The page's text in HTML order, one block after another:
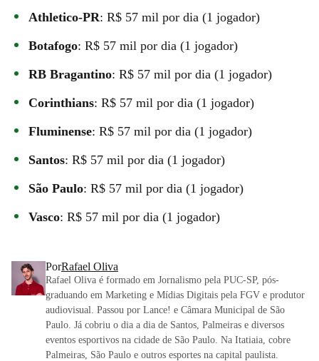
Athletico-PR: R$ 57 mil por dia (1 jogador)
Botafogo: R$ 57 mil por dia (1 jogador)
RB Bragantino: R$ 57 mil por dia (1 jogador)
Corinthians: R$ 57 mil por dia (1 jogador)
Fluminense: R$ 57 mil por dia (1 jogador)
Santos: R$ 57 mil por dia (1 jogador)
São Paulo: R$ 57 mil por dia (1 jogador)
Vasco: R$ 57 mil por dia (1 jogador)
PorRafael Oliva
Rafael Oliva é formado em Jornalismo pela PUC-SP, pós-
graduando em Marketing e Mídias Digitais pela FGV e produtor
audiovisual. Passou por Lance! e Câmara Municipal de São
Paulo. Já cobriu o dia a dia de Santos, Palmeiras e diversos
eventos esportivos na cidade de São Paulo. Na Itatiaia, cobre
Palmeiras, São Paulo e outros esportes na capital paulista.